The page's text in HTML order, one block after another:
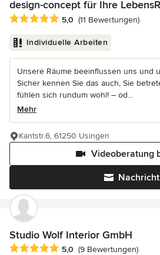
design-concept für Ihre
Durchschnittliche Bewertung: 5 von
5,0 (11 Bewertungen)
Individuelle Arbeiten
Unsere Räume beeinflussen uns und
Sicher kennen Sie das auch, Sie
fühlen sich rundum wohl! – od...
Mehr
Nachricht
Videoberatung
Kantstr.6, 61250 Usingen
Studio Wolf Interior GmbH
Durchschnittliche Bewertung: 5 von
5,0 (9 Bewertungen)